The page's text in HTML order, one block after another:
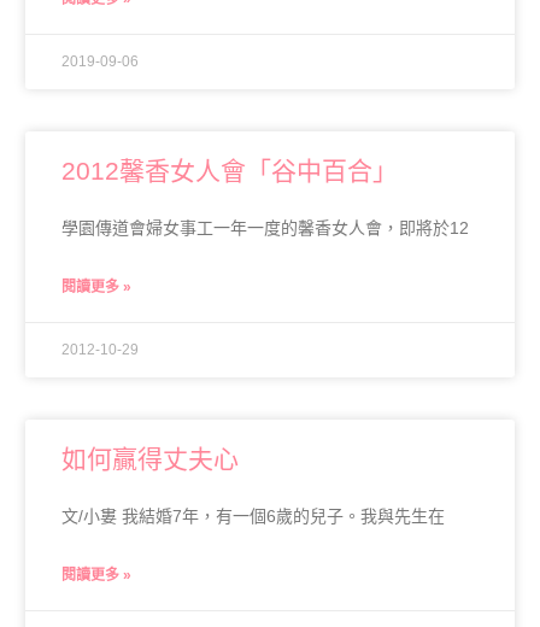
2019-09-06
2012馨香女人會「谷中百合」
學園傳道會婦女事工一年一度的馨香女人會，即將於12
閱讀更多 »
2012-10-29
如何贏得丈夫心
文/小婁 我結婚7年，有一個6歲的兒子。我與先生在
閱讀更多 »